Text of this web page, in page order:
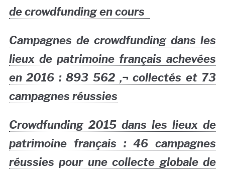
de crowdfunding en cours
Campagnes de crowdfunding dans les
lieux de patrimoine français achevées
en 2016 : 893 562 ‚¬ collectés et 73
campagnes réussies
Crowdfunding 2015 dans les lieux de
patrimoine français : 46 campagnes
réussies pour une collecte globale de